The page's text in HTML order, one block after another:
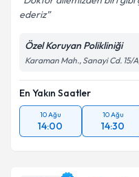
ederiz
Özel Koruyan Polikliniği
Karaman Mah., Sanayi Cd. 15/
En Yakın Saatler
10 Ağu
14:00
10 Ağu
14:30